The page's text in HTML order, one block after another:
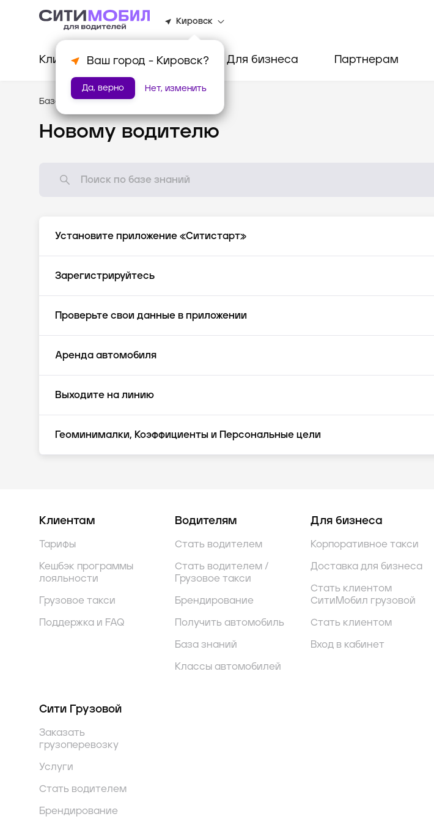
Кировск
Ваш город - Кировск?
Да, верно Нет, изменить
Клиентам Водителям Для бизнеса Партнерам
База знаний /Новому водителю
Новому водителю
Установите приложение «Ситистарт»
Зарегистрируйтесь
Проверьте свои данные в приложении
Аренда автомобиля
Выходите на линию
Геоминималки, Коэффициенты и Персональные цели
Клиентам
Тарифы
Кешбэк программы
лояльности
Грузовое такси
Поддержка и FAQ
Водителям
Стать водителем
Стать водителем /
Грузовое такси
Брендирование
Получить автомобиль
База знаний
Классы автомобилей
Для бизнеса
Корпоративное такси
Доставка для бизнеса
Стать клиентом
СитиМобил грузовой
Стать клиентом
Вход в кабинет
Сити Грузовой
Заказать
грузоперевозку
Услуги
Стать водителем
Брендирование